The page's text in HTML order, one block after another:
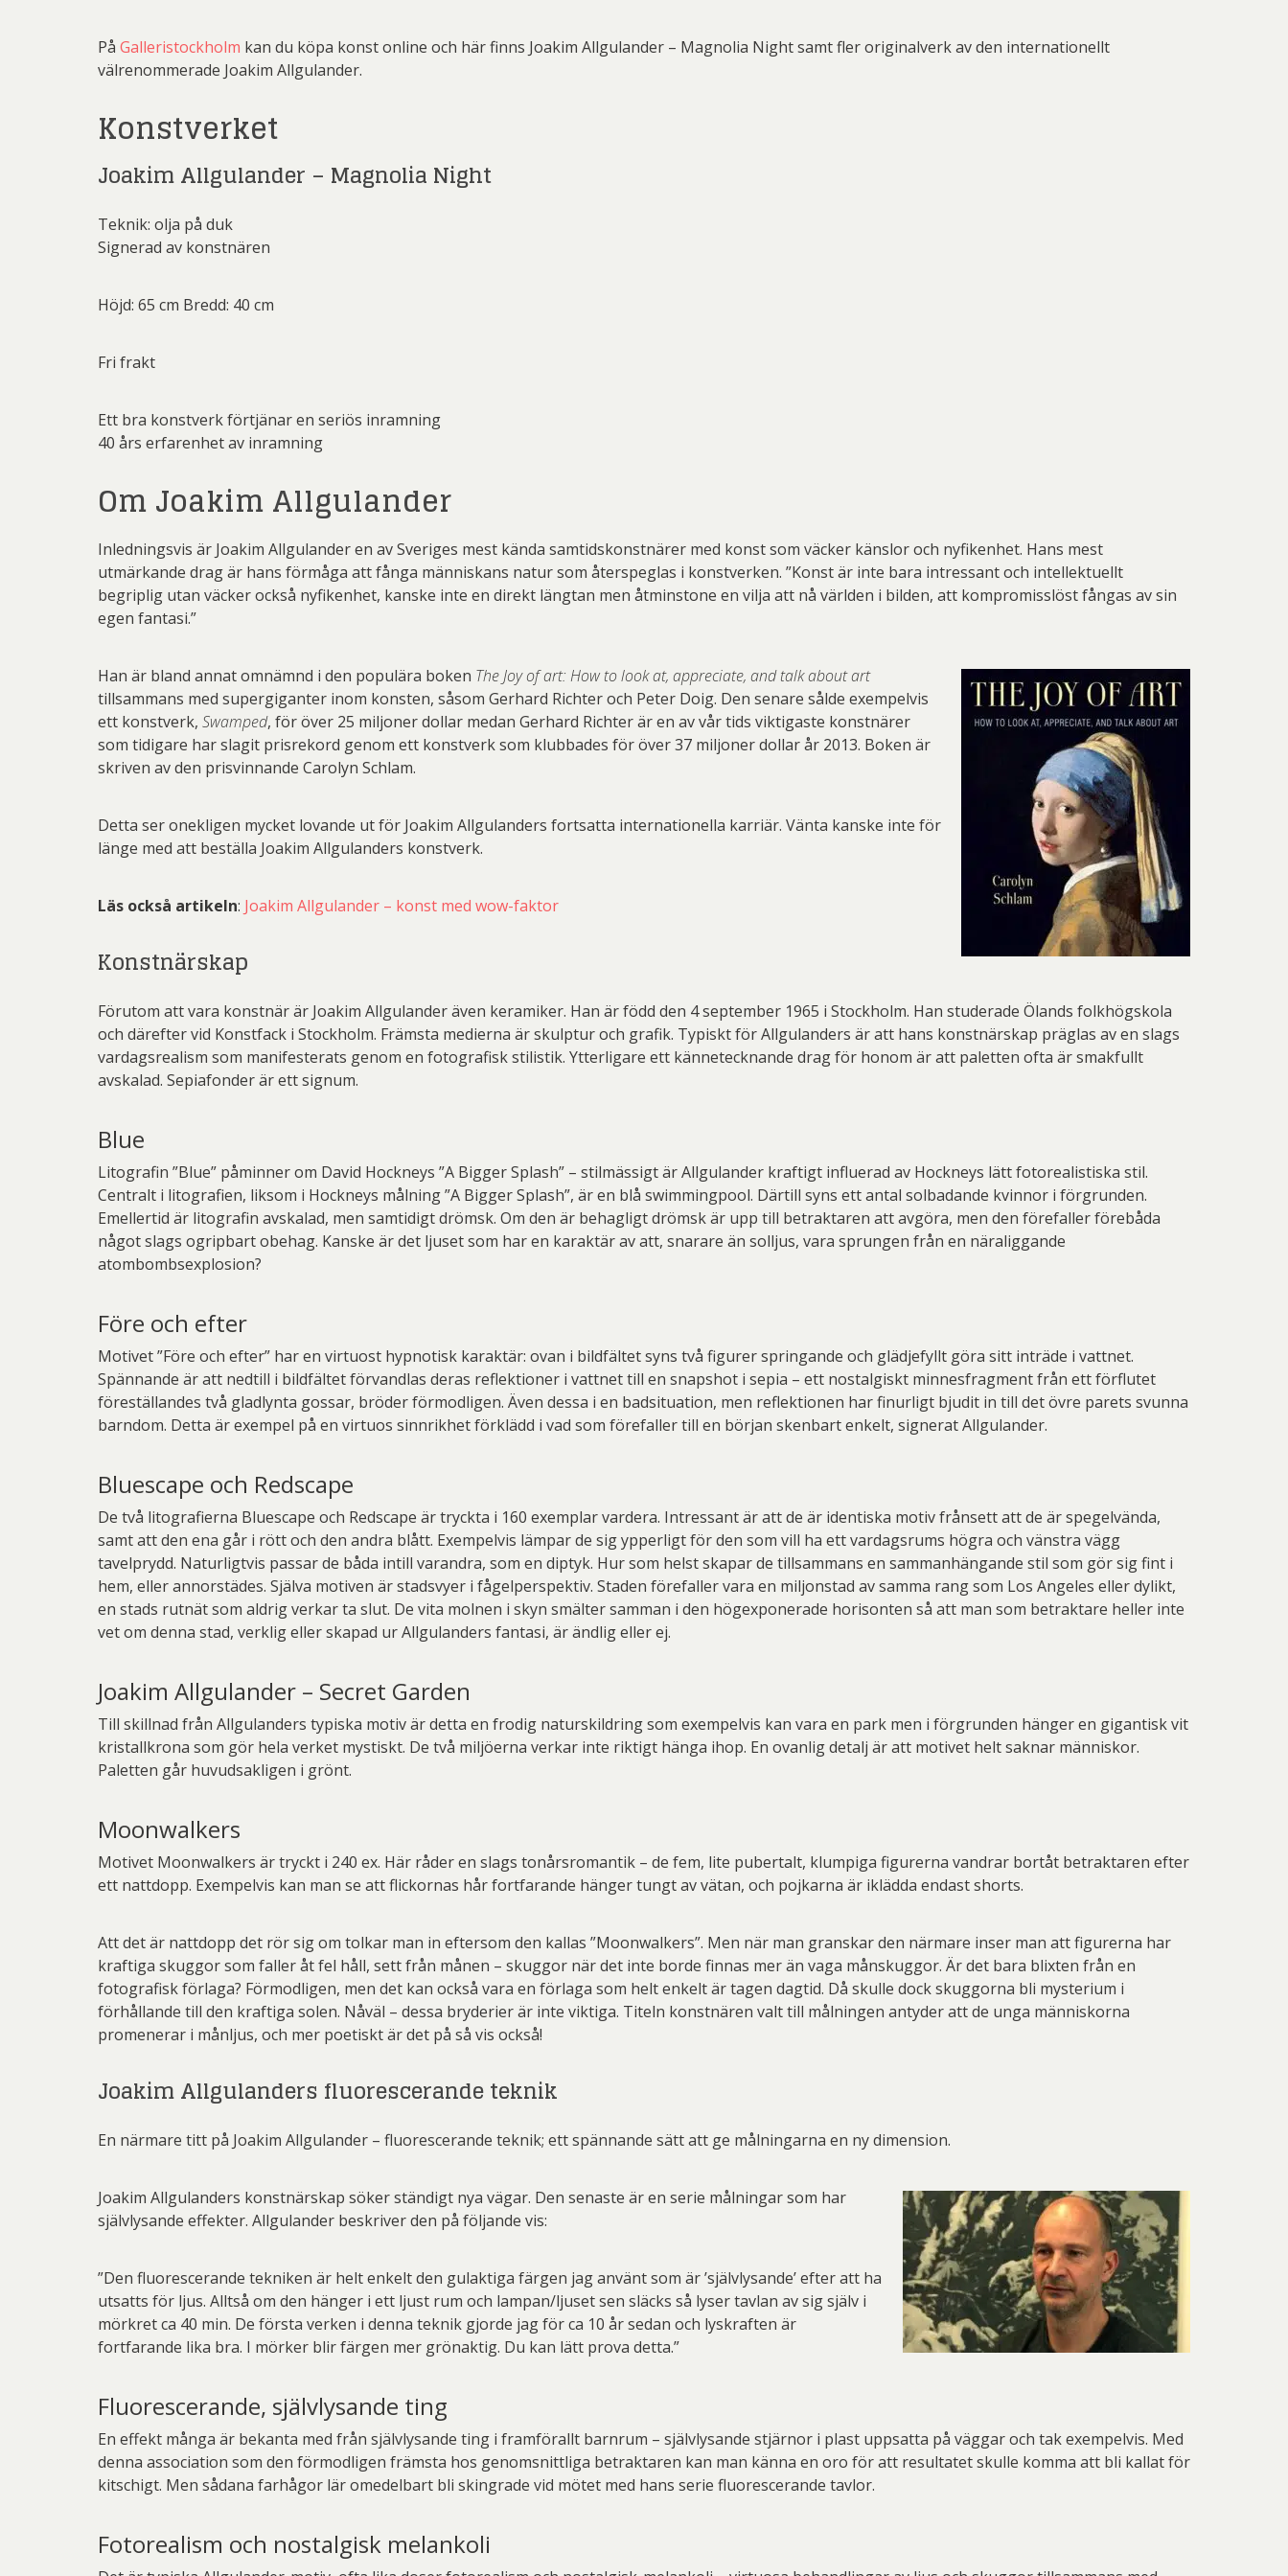
Richard Ryan
Sara Flodén
Sara Woodrow Stefan Wentzel
Stig Lindberg
På Galleristockholm kan du köpa konst online och här finns Joakim Allgulander – Magnolia Night samt fler originalverk av den internationellt
välrenommerade Joakim Allgulander.
Konstverket
Joakim Allgulander – Magnolia Night
Teknik: olja på duk
Signerad av konstnären
Höjd: 65 cm Bredd: 40 cm
Fri frakt
Ett bra konstverk förtjänar en seriös inramning
40 års erfarenhet av inramning
Om Joakim Allgulander
Inledningsvis är Joakim Allgulander en av Sveriges mest kända samtidskonstnärer med konst som väcker känslor och nyfikenhet. Hans mest
utmärkande drag är hans förmåga att fånga människans natur som återspeglas i konstverken. ”Konst är inte bara intressant och intellektuellt
begriplig utan väcker också nyfikenhet, kanske inte en direkt längtan men åtminstone en vilja att nå världen i bilden, att kompromisslöst fångas av sin
egen fantasi.”
Han är bland annat omnämnd i den populära boken The Joy of art: How to look at, appreciate, and talk about art
tillsammans med supergiganter inom konsten, såsom Gerhard Richter och Peter Doig. Den senare sålde exempelvis
ett konstverk, Swamped, för över 25 miljoner dollar medan Gerhard Richter är en av vår tids viktigaste konstnärer
som tidigare har slagit prisrekord genom ett konstverk som klubbades för över 37 miljoner dollar år 2013. Boken är
skriven av den prisvinnande Carolyn Schlam.
Detta ser onekligen mycket lovande ut för Joakim Allgulanders fortsatta internationella karriär. Vänta kanske inte för
länge med att beställa Joakim Allgulanders konstverk.
Läs också artikeln: Joakim Allgulander – konst med wow-faktor
Konstnärskap
Förutom att vara konstnär är Joakim Allgulander även keramiker. Han är född den 4 september 1965 i Stockholm. Han studerade Ölands folkhögskola
och därefter vid Konstfack i Stockholm. Främsta medierna är skulptur och grafik. Typiskt för Allgulanders är att hans konstnärskap präglas av en slags
vardagsrealism som manifesterats genom en fotografisk stilistik. Ytterligare ett kännetecknande drag för honom är att paletten ofta är smakfullt
avskalad. Sepiafonder är ett signum.
Blue
Litografin ”Blue” påminner om David Hockneys ”A Bigger Splash” – stilmässigt är Allgulander kraftigt influerad av Hockneys lätt fotorealistiska stil.
Centralt i litografien, liksom i Hockneys målning ”A Bigger Splash”, är en blå swimmingpool. Därtill syns ett antal solbadande kvinnor i förgrunden.
Emellertid är litografin avskalad, men samtidigt drömsk. Om den är behagligt drömsk är upp till betraktaren att avgöra, men den förefaller förebåda
något slags ogripbart obehag. Kanske är det ljuset som har en karaktär av att, snarare än solljus, vara sprungen från en näraliggande
atombombsexplosion?
Före och efter
Motivet ”Före och efter” har en virtuost hypnotisk karaktär: ovan i bildfältet syns två figurer springande och glädjefyllt göra sitt inträde i vattnet.
Spännande är att nedtill i bildfältet förvandlas deras reflektioner i vattnet till en snapshot i sepia – ett nostalgiskt minnesfragment från ett förflutet
föreställandes två gladlynta gossar, bröder förmodligen. Även dessa i en badsituation, men reflektionen har finurligt bjudit in till det övre parets svunna
barndom. Detta är exempel på en virtuos sinnrikhet förklädd i vad som förefaller till en början skenbart enkelt, signerat Allgulander.
Bluescape och Redscape
De två litografierna Bluescape och Redscape är tryckta i 160 exemplar vardera. Intressant är att de är identiska motiv frånsett att de är spegelvända,
samt att den ena går i rött och den andra blått. Exempelvis lämpar de sig ypperligt för den som vill ha ett vardagsrums högra och vänstra vägg
tavelprydd. Naturligtvis passar de båda intill varandra, som en diptyk. Hur som helst skapar de tillsammans en sammanhängande stil som gör sig fint i
hem, eller annorstädes. Själva motiven är stadsvyer i fågelperspektiv. Staden förefaller vara en miljonstad av samma rang som Los Angeles eller dylikt,
en stads rutnät som aldrig verkar ta slut. De vita molnen i skyn smälter samman i den högexponerade horisonten så att man som betraktare heller inte
vet om denna stad, verklig eller skapad ur Allgulanders fantasi, är ändlig eller ej.
Joakim Allgulander – Secret Garden
Till skillnad från Allgulanders typiska motiv är detta en frodig naturskildring som exempelvis kan vara en park men i förgrunden hänger en gigantisk vit
kristallkrona som gör hela verket mystiskt. De två miljöerna verkar inte riktigt hänga ihop. En ovanlig detalj är att motivet helt saknar människor.
Paletten går huvudsakligen i grönt.
Moonwalkers
Motivet Moonwalkers är tryckt i 240 ex. Här råder en slags tonårsromantik – de fem, lite pubertalt, klumpiga figurerna vandrar bortåt betraktaren efter
ett nattdopp. Exempelvis kan man se att flickornas hår fortfarande hänger tungt av vätan, och pojkarna är iklädda endast shorts.
Att det är nattdopp det rör sig om tolkar man in eftersom den kallas ”Moonwalkers”. Men när man granskar den närmare inser man att figurerna har
kraftiga skuggor som faller åt fel håll, sett från månen – skuggor när det inte borde finnas mer än vaga månskuggor. Är det bara blixten från en
fotografisk förlaga? Förmodligen, men det kan också vara en förlaga som helt enkelt är tagen dagtid. Då skulle dock skuggorna bli mysterium i
förhållande till den kraftiga solen. Nåväl – dessa bryderier är inte viktiga. Titeln konstnären valt till målningen antyder att de unga människorna
promenerar i månljus, och mer poetiskt är det på så vis också!
Joakim Allgulanders fluorescerande teknik
En närmare titt på Joakim Allgulander – fluorescerande teknik; ett spännande sätt att ge målningarna en ny dimension.
Joakim Allgulanders konstnärskap söker ständigt nya vägar. Den senaste är en serie målningar som har
självlysande effekter. Allgulander beskriver den på följande vis:
”Den fluorescerande tekniken är helt enkelt den gulaktiga färgen jag använt som är ’självlysande’ efter att ha
utsatts för ljus. Alltså om den hänger i ett ljust rum och lampan/ljuset sen släcks så lyser tavlan av sig själv i
mörkret ca 40 min. De första verken i denna teknik gjorde jag för ca 10 år sedan och lyskraften är
fortfarande lika bra. I mörker blir färgen mer grönaktig. Du kan lätt prova detta.”
Fluorescerande, självlysande ting
En effekt många är bekanta med från självlysande ting i framförallt barnrum – självlysande stjärnor i plast uppsatta på väggar och tak exempelvis. Med
denna association som den förmodligen främsta hos genomsnittliga betraktaren kan man känna en oro för att resultatet skulle komma att bli kallat för
kitschigt. Men sådana farhågor lär omedelbart bli skingrade vid mötet med hans serie fluorescerande tavlor.
Fotorealism och nostalgisk melankoli